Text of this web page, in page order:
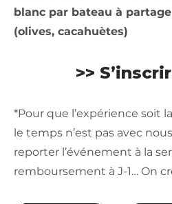
blanc par bateau à
(olives, cacahuètes)
>>
*Pour que l’expérience soit
le temps n’est pas avec
reporter l’événement à la
remboursement à J-1… On